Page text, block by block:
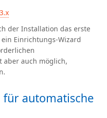
der Installation das erste
Einrichtungs-Wizard
aber auch möglich,
automatische